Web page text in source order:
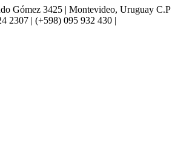
Gómez 3425 | Montevideo, Uruguay C.P
2307 | (+598) 095 932 430 |